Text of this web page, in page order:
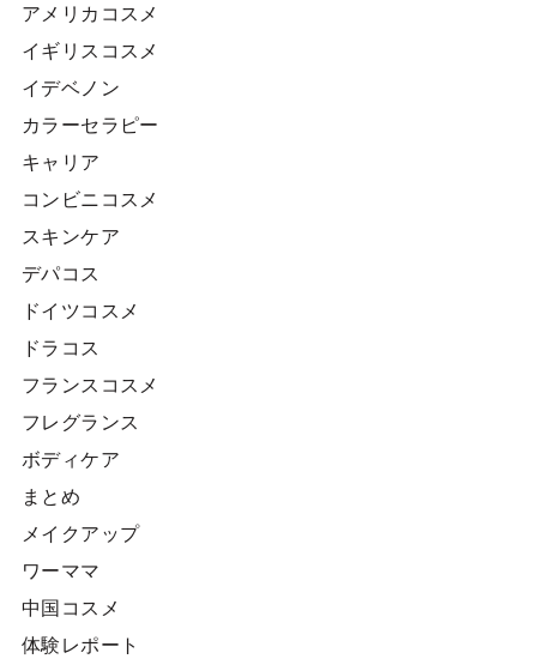
アメリカコスメ
イギリスコスメ
イデベノン
カラーセラピー
キャリア
コンビニコスメ
スキンケア
デパコス
ドイツコスメ
ドラコス
フランスコスメ
フレグランス
ボディケア
まとめ
メイクアップ
ワーママ
中国コスメ
体験レポート